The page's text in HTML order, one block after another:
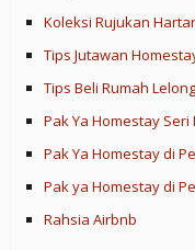
Koleksi Rujukan
Tips Jutawan
Tips Beli Rumah Lelong
Pak Ya Homestay
Pak Ya Homestay di
Pak ya Homestay di
Rahsia Airbnb